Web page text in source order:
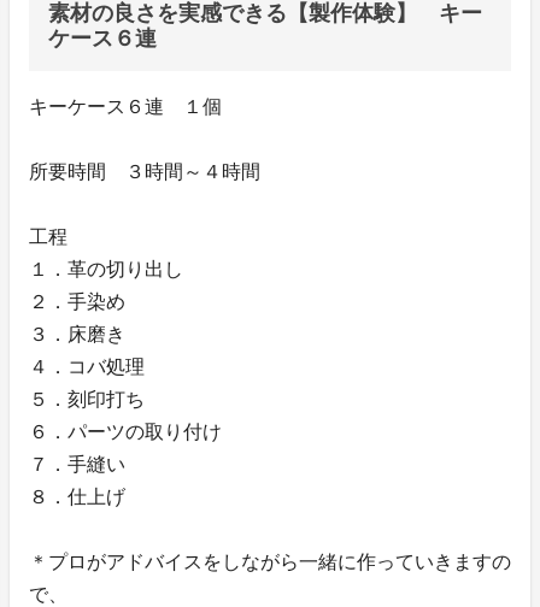
素材の良さを実感できる【製作体験】 キー
ケース６連
キーケース６連 １個
所要時間 ３時間～４時間
工程
１．革の切り出し
２．手染め
３．床磨き
４．コバ処理
５．刻印打ち
６．パーツの取り付け
７．手縫い
８．仕上げ
＊プロがアドバイスをしながら一緒に作っていきますの
で、